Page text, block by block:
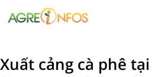
Xuất cảng cà phê tại